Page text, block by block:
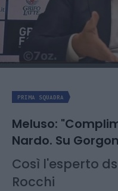
PRIMA SQUADRA
Meluso:
Nardo. Su
Così l'esperto
Rocchi